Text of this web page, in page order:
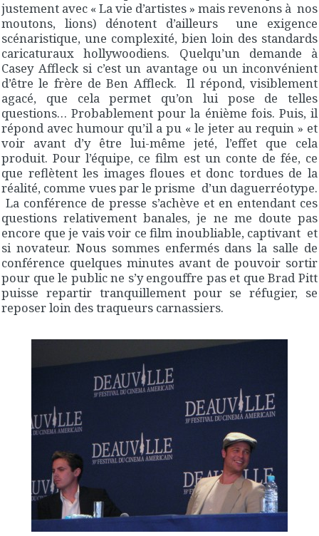
justement avec « La vie d’artistes » mais revenons à nos
moutons, lions) dénotent d’ailleurs une exigence
scénaristique, une complexité, bien loin des standards
caricaturaux hollywoodiens. Quelqu’un demande à
Casey Affleck si c’est un avantage ou un inconvénient
d’être le frère de Ben Affleck. Il répond, visiblement
agacé, que cela permet qu’on lui pose de telles
questions… Probablement pour la énième fois. Puis, il
répond avec humour qu’il a pu « le jeter au requin » et
voir avant d’y être lui-même jeté, l’effet que cela
produit. Pour l’équipe, ce film est un conte de fée, ce
que reflètent les images floues et donc tordues de la
réalité, comme vues par le prisme d’un daguerréotype.
La conférence de presse s’achève et en entendant ces
questions relativement banales, je ne me doute pas
encore que je vais voir ce film inoubliable, captivant et
si novateur. Nous sommes enfermés dans la salle de
conférence quelques minutes avant de pouvoir sortir
pour que le public ne s’y engouffre pas et que Brad Pitt
puisse repartir tranquillement pour se réfugier, se
reposer loin des traqueurs carnassiers.